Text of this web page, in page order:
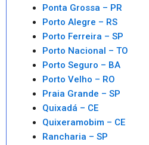
Ponta Grossa – PR
Porto Alegre – RS
Porto Ferreira – SP
Porto Nacional – TO
Porto Seguro – BA
Porto Velho – RO
Praia Grande – SP
Quixadá – CE
Quixeramobim – CE
Rancharia – SP